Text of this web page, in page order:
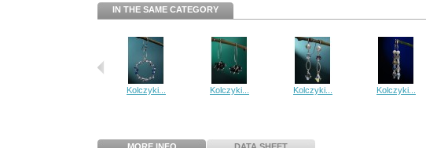
IN THE SAME CATEGORY
Kolczyki... Kolczyki... Kolczyki... Kolczyki...
MORE INFO DATA SHEET